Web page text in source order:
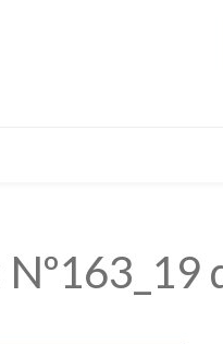
Nº163_19